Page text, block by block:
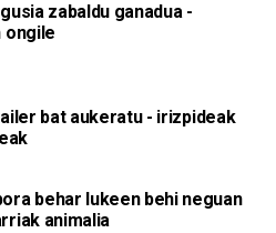
zabaldu ganadua -
ongile
bat aukeratu - irizpideak
behar lukeen behi neguan
animalia